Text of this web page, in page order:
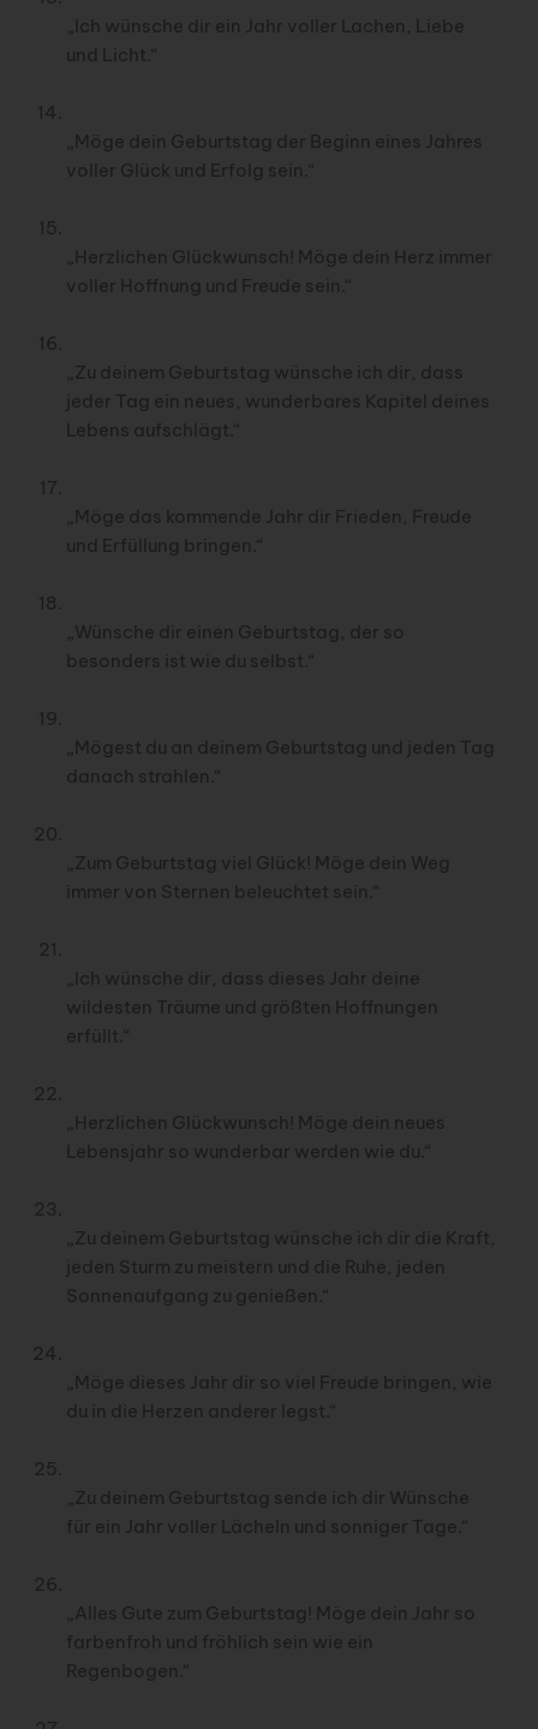
„Ich wünsche dir ein Jahr voller Lachen, Liebe
und Licht.“
„Möge dein Geburtstag der Beginn eines Jahres
voller Glück und Erfolg sein.“
„Herzlichen Glückwunsch! Möge dein Herz immer
voller Hoffnung und Freude sein.“
„Zu deinem Geburtstag wünsche ich dir, dass
jeder Tag ein neues, wunderbares Kapitel deines
Lebens aufschlägt.“
„Möge das kommende Jahr dir Frieden, Freude
und Erfüllung bringen.“
„Wünsche dir einen Geburtstag, der so
besonders ist wie du selbst.“
„Mögest du an deinem Geburtstag und jeden Tag
danach strahlen.“
„Zum Geburtstag viel Glück! Möge dein Weg
immer von Sternen beleuchtet sein.“
„Ich wünsche dir, dass dieses Jahr deine
wildesten Träume und größten Hoffnungen
erfüllt.“
„Herzlichen Glückwunsch! Möge dein neues
Lebensjahr so wunderbar werden wie du.“
„Zu deinem Geburtstag wünsche ich dir die Kraft,
jeden Sturm zu meistern und die Ruhe, jeden
Sonnenaufgang zu genießen.“
„Möge dieses Jahr dir so viel Freude bringen, wie
du in die Herzen anderer legst.“
„Zu deinem Geburtstag sende ich dir Wünsche
für ein Jahr voller Lächeln und sonniger Tage.“
„Alles Gute zum Geburtstag! Möge dein Jahr so
farbenfroh und fröhlich sein wie ein
Regenbogen.“